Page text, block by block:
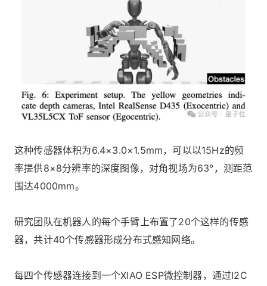
这种传感器体积为6.4×3.0×1.5mm，可以以15Hz的频
率提供8×8分辨率的深度图像，对角视场为63°，测距范
围达4000mm。
研究团队在机器人的每个手臂上布置了20个这样的传感
器，共计40个传感器形成分布式感知网络。
每四个传感器连接到一个XIAO ESP微控制器，通过I2C